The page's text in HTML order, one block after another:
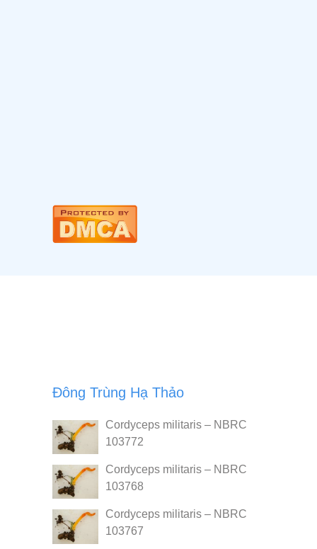
Đông Trùng Hạ Thảo
Cordyceps militaris – NBRC
103772
Cordyceps militaris – NBRC
103768
Cordyceps militaris – NBRC
103767